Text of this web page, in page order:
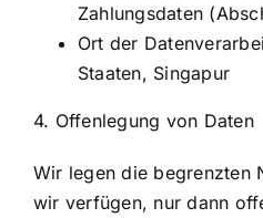
Zahlungsdaten
Ort der
Staaten, Singapur
4. Offenlegung von Daten
Wir legen die begrenzten
wir verfügen, nur dann